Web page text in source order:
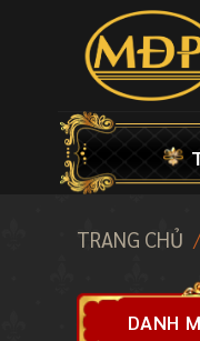
TRANG CHỦ
DANH